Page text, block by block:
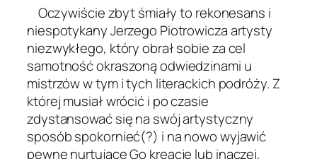
Oczywiście zbyt śmiały to rekonesans i
niespotykany Jerzego Piotrowicza artysty
niezwykłego, który obrał sobie za cel
samotność okraszoną odwiedzinami u
mistrzów w tym i tych literackich podróży. Z
której musiał wrócić i po czasie
zdystansować się na swój artystyczny
sposób spokornieć(?) i na nowo wyjawić
pewne nurtujące Go kreacje lub inaczej,